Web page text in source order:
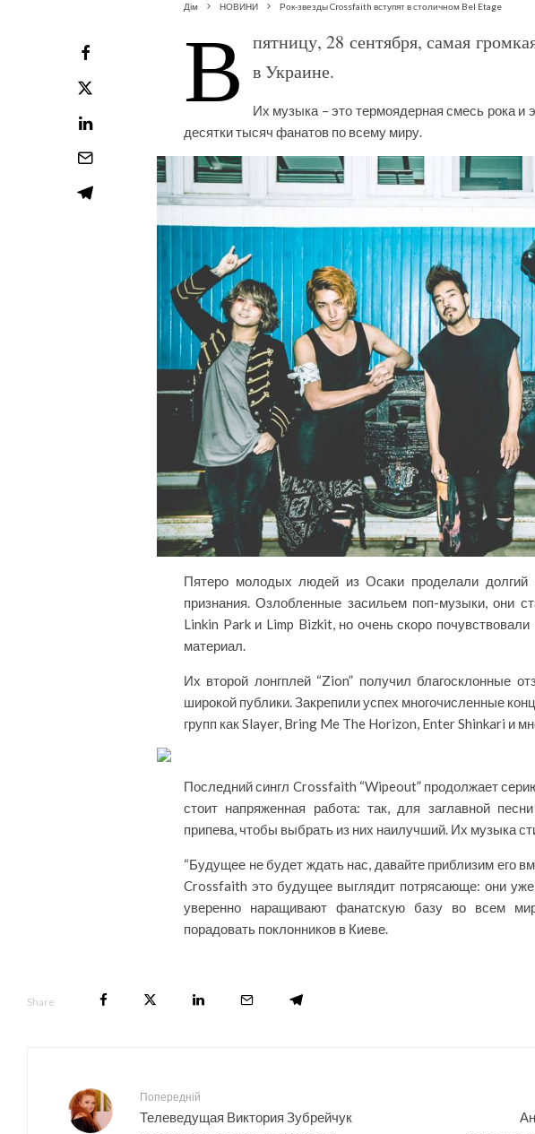
Дім НОВИНИ Рок-звезды Crossfaith вступят в столичном Bel Etage
В пятницу, 28 сентября, самая
в Украине.
Их музыка – это термоядерная смесь рока и
десятки тысяч фанатов по всему миру.
Пятеро молодых людей из Осаки проделали долгий
признания. Озлобленные засильем поп-музыки, они
Linkin Park и Limp Bizkit, но очень скоро
материал.
Их второй лонгплей “Zion” получил благосклонные
широкой публики. Закрепили успех многочисленные
групп как Slayer, Bring Me The Horizon, Enter Shinkari и
Последний сингл Crossfaith “Wipeout” продолжает
стоит напряженная работа: так, для заглавной
припева, чтобы выбрать из них наилучший. Их музыка
“Будущее не будет ждать нас, давайте приблизим его
Crossfaith это будущее выглядит потрясающе: они
уверенно наращивают фанатскую базу во всем
порадовать поклонников в Киеве.
Share
Попередній
Телеведущая Виктория Зубрейчук